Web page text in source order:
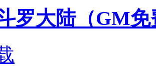
罗大陆（GM免